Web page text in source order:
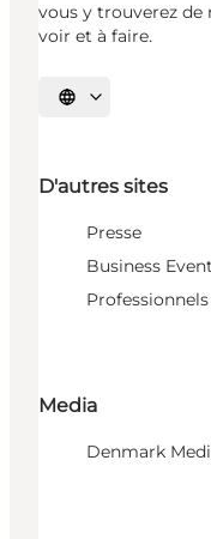
vous y trouverez de
voir et à faire.
Choisissez la langue
D'autres sites
Presse
Business
Professionnels
Media
Denmark